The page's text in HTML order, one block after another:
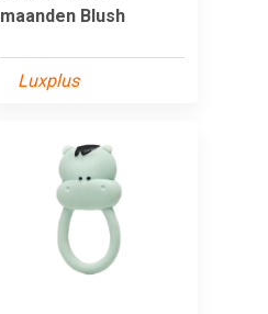
maanden Blush
Luxplus